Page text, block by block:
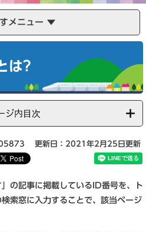
メニュー
は?
ジ内目次
更新日：2021年2月25日更新
の記事に掲載しているID番号を、ト
索窓に入力することで、該当ページ